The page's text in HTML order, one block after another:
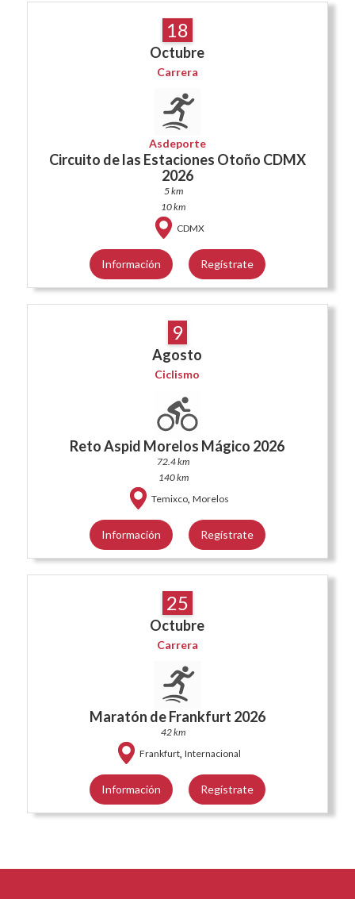
18
Octubre
Carrera
Asdeporte
Circuito de las Estaciones Otoño CDMX
2026
5 km
10 km
CDMX
Información Regístrate
9
Agosto
Ciclismo
Reto Aspid Morelos Mágico 2026
72.4 km
140 km
Temixco, Morelos
Información Regístrate
25
Octubre
Carrera
Maratón de Frankfurt 2026
42 km
Frankfurt, Internacional
Información Regístrate